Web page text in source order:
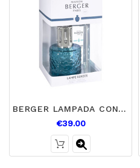
BERGER LAMPADA CON LIQUIDO MIRAGE AZZURRA
€39.00